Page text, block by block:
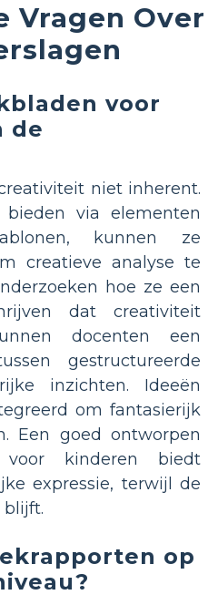
Vragen Over
voor
de
niet inherent.
via elementen
kunnen ze
creatieve analyse te
hoe ze een
dat creativiteit
docenten een
gestructureerde
inzichten. Ideeën
om fantasierijk
Een goed ontworpen
voor kinderen biedt
expressie, terwijl de
blijft.
op